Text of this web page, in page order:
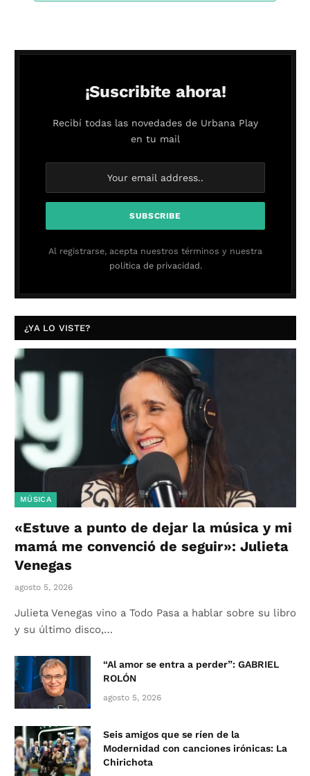
¡Suscribite ahora!
Recibí todas las novedades de Urbana Play
en tu mail
Al registrarse, acepta nuestros términos y nuestra
política de privacidad.
¿YA LO VISTE?
MÚSICA
«Estuve a punto de dejar la música y mi
mamá me convenció de seguir»: Julieta
Venegas
agosto 5, 2026
Julieta Venegas vino a Todo Pasa a hablar sobre su libro
y su último disco,…
“Al amor se entra a perder”: GABRIEL
ROLÓN
agosto 5, 2026
Seis amigos que se ríen de la
Modernidad con canciones irónicas: La
Chirichota